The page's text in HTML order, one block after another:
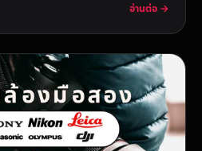
อ่านต่อ →